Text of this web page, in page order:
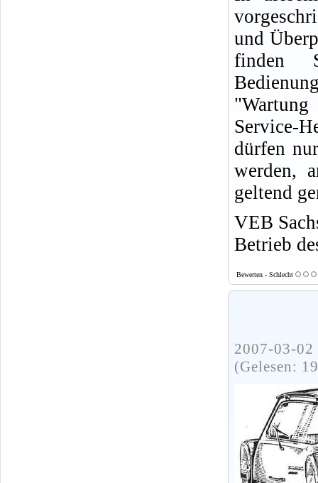
und
finden
Service-
dürfen
werden,
geltend
VEB
Betrieb
Bewerten - Schlecht
2007-03-
(Gelesen: